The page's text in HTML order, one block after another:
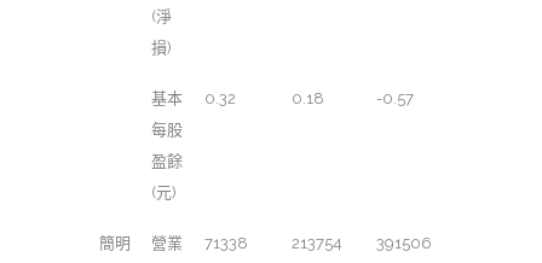
(淨
損)
基本
每股
盈餘
(元)
0.32 0.18 -0.57
簡明
營業
71338 213754 391506